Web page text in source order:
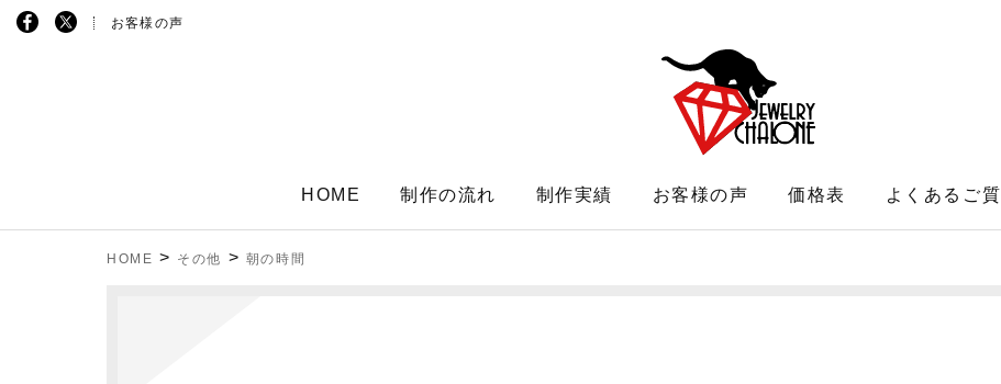
お客様の声
HOME 制作の流れ 制作実績 お客様の声 価格表 よくあるご
HOME > その他 > 朝の時間